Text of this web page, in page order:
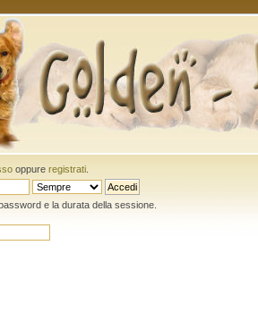
oppure registrati.
e la durata della sessione.